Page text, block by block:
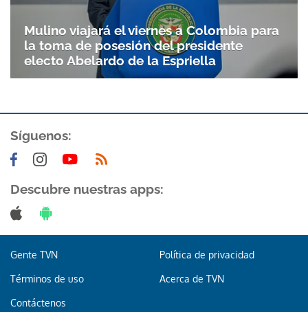
Mulino viajará el viernes a Colombia para
la toma de posesión del presidente
electo Abelardo de la Espriella
Síguenos:
Descubre nuestras apps:
Gente TVN Política de privacidad
Términos de uso Acerca de TVN
Contáctenos